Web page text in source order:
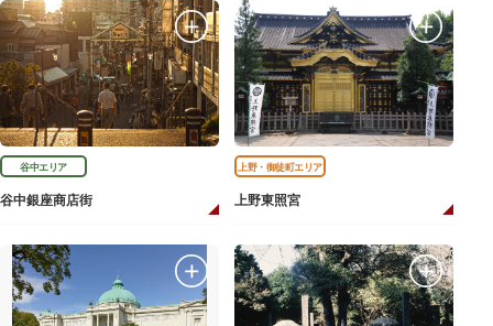
谷中エリア
谷中銀座商店街
上野・御徒町エリア
上野東照宮